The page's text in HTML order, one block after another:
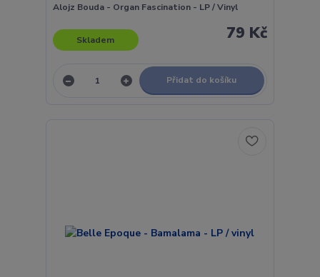
Alojz Bouda - Organ Fascination - LP / Vinyl
79 Kč
Skladem
Přidat do košíku